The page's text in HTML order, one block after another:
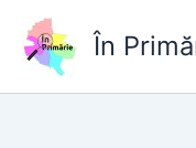
content
În